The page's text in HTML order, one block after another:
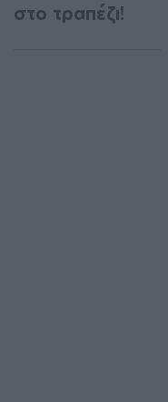
στο τραπέζι!